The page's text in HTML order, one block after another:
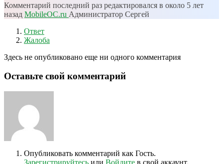
Комментарий последний раз редактировался в около 5 лет
назад MobileOC.ru Администратор Сергей
Ответ
Жалоба
Здесь не опубликовано еще ни одного комментария
Оставьте свой комментарий
Опубликовать комментарий как Гость.
Зарегистрируйтесь или Войдите в свой аккаунт.